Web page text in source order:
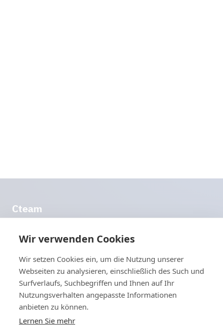
Cteam
DE-88444 Ummendorf
Deutsch­land
Routenplaner
info@​cteam.​com
+49 7351 44098-0
Weitere Links
Impressum
Wir verwenden Cookies
Wir setzen Cookies ein, um die Nutzung unserer
Webseiten zu analysieren, einschließlich des Such und
Surfverlaufs, Suchbegriffen und Ihnen auf Ihr
Nutzungsverhalten angepasste Informationen
anbieten zu können.
Lernen Sie mehr